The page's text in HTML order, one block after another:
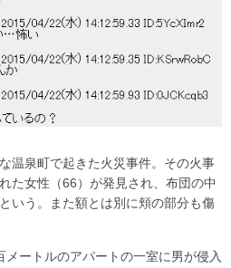
温泉町で起きた火災事件。その火事
た女性（66）が発見され、布団の中
いう。また額とは別に頬の部分も傷
ートルのアパートの一室に男が侵入